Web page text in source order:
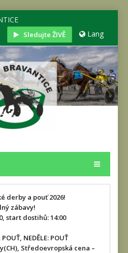
Sledujte ŽIVĚ Lang
derby a pouť 2026!
zábavy!
start dostihů: 14:00
NEDĚLE: POUŤ
Středoevropská cena –